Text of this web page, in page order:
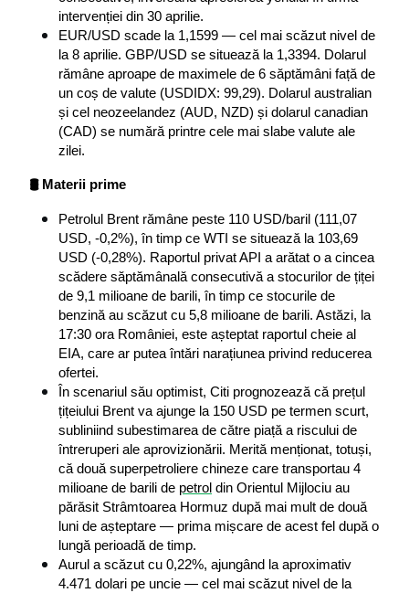
intervenției din 30 aprilie.
EUR/USD scade la 1,1599 — cel mai scăzut nivel de
la 8 aprilie. GBP/USD se situează la 1,3394. Dolarul
rămâne aproape de maximele de 6 săptămâni față de
un coș de valute (USDIDX: 99,29). Dolarul australian
și cel neozeelandez (AUD, NZD) și dolarul canadian
(CAD) se numără printre cele mai slabe valute ale
zilei.
🛢️ Materii prime
Petrolul Brent rămâne peste 110 USD/baril (111,07
USD, -0,2%), în timp ce WTI se situează la 103,69
USD (-0,28%). Raportul privat API a arătat o a cincea
scădere săptămânală consecutivă a stocurilor de țiței
de 9,1 milioane de barili, în timp ce stocurile de
benzină au scăzut cu 5,8 milioane de barili. Astăzi, la
17:30 ora României, este așteptat raportul cheie al
EIA, care ar putea întări narațiunea privind reducerea
ofertei.
În scenariul său optimist, Citi prognozează că prețul
țițeiului Brent va ajunge la 150 USD pe termen scurt,
subliniind subestimarea de către piață a riscului de
întreruperi ale aprovizionării. Merită menționat, totuși,
că două superpetroliere chineze care transportau 4
milioane de barili de petrol din Orientul Mijlociu au
părăsit Strâmtoarea Hormuz după mai mult de două
luni de așteptare — prima mișcare de acest fel după o
lungă perioadă de timp.
Aurul a scăzut cu 0,22%, ajungând la aproximativ
4.471 dolari pe uncie — cel mai scăzut nivel de la